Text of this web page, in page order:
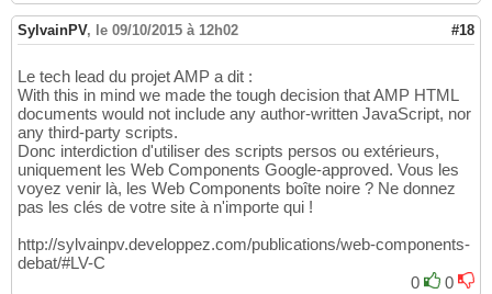
SylvainPV, le 09/10/2015 à 12h02 #18
Le tech lead du projet AMP a dit :
With this in mind we made the tough decision that AMP HTML
documents would not include any author-written JavaScript, nor
any third-party scripts.
Donc interdiction d'utiliser des scripts persos ou extérieurs,
uniquement les Web Components Google-approved. Vous les
voyez venir là, les Web Components boîte noire ? Ne donnez
pas les clés de votre site à n'importe qui !
http://sylvainpv.developpez.com/publications/web-components-
debat/#LV-C
0
0